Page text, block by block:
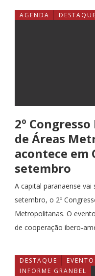
AGENDA DESTAQUE
2º
de Áreas
acontece em
setembro
A capital paranaense vai
setembro, o 2º
Metropolitanas. O
de cooperação ibero-
DESTAQUE
INFORME GRANBEL